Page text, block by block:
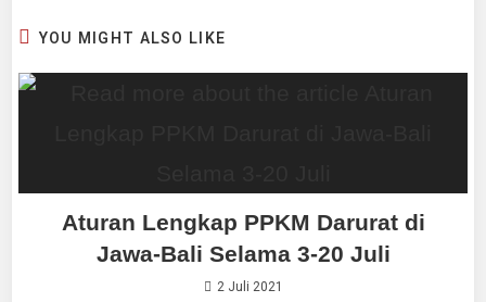
YOU MIGHT ALSO LIKE
Aturan Lengkap PPKM Darurat di
Jawa-Bali Selama 3-20 Juli
2 Juli 2021